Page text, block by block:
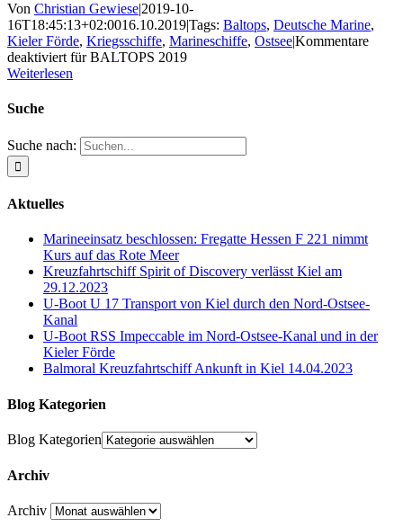
Von Christian Gewiese|2019-10-
16T18:45:13+02:0016.10.2019|Tags: Baltops, Deutsche Marine,
Kieler Förde, Kriegsschiffe, Marineschiffe, Ostsee|Kommentare
deaktiviert für BALTOPS 2019
Weiterlesen
Suche
Suche nach:
Aktuelles
Marineeinsatz beschlossen: Fregatte Hessen F 221 nimmt
Kurs auf das Rote Meer
Kreuzfahrtschiff Spirit of Discovery verlässt Kiel am
29.12.2023
U-Boot U 17 Transport von Kiel durch den Nord-Ostsee-
Kanal
U-Boot RSS Impeccable im Nord-Ostsee-Kanal und in der
Kieler Förde
Balmoral Kreuzfahrtschiff Ankunft in Kiel 14.04.2023
Blog Kategorien
Blog Kategorien
Archiv
Archiv